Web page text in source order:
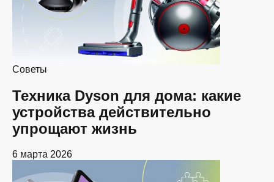
Советы
Техника Dyson для дома: какие
устройства действительно
упрощают жизнь
6 марта 2026